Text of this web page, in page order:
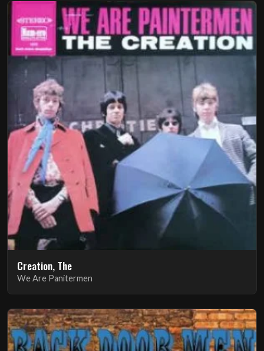
Creation, The
We Are Panitermen